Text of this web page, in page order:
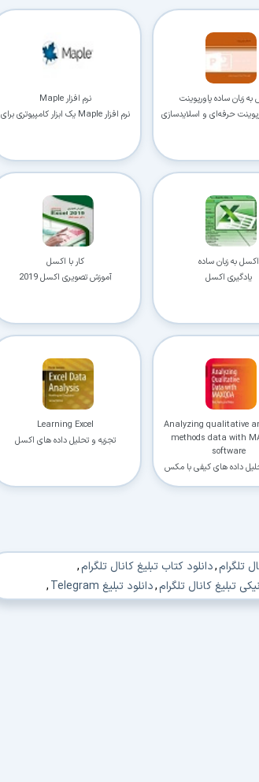
به زبان ساده پاورپوینت
حرفه‌ای و اسلایدسازی
نرم افزار Maple
نرم افزار Maple یک ابزار کامپیوتری برای
اکسل به زبان ساده
یادگیری اکسل
کار با اکسل
آموزش تصویری اکسل 2019
Analyzing qualitative
methods data with
software
داده های کیفی با مکس
Learning Excel
تجزیه و تحلیل داده های اکسل
تلگرام,دانلود کتاب تبلیغ کانال تلگرام,
تبلیغ کانال تلگرام,دانلود تبلیغ Telegram
,